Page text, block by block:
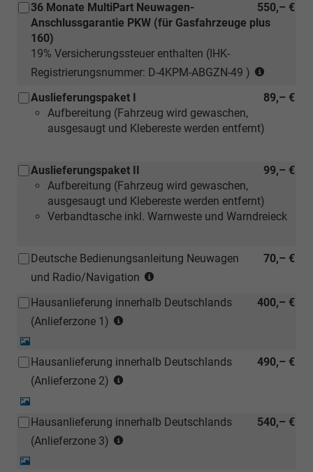
550,– €
36 Monate MultiPart Neuwagen-
Anschlussgarantie PKW (für Gasfahrzeuge plus
160)
19% Versicherungssteuer enthalten (IHK-
Registrierungsnummer: D-4KPM-ABGZN-49 )
89,– €
Auslieferungspaket I
Aufbereitung (Fahrzeug wird gewaschen,
ausgesaugt und Klebereste werden entfernt)
99,– €
Auslieferungspaket II
Aufbereitung (Fahrzeug wird gewaschen,
ausgesaugt und Klebereste werden entfernt)
Verbandtasche inkl. Warnweste und Warndreieck
70,– €
Deutsche Bedienungsanleitung Neuwagen
und Radio/Navigation
auch
Händler
400,– €
Hausanlieferung innerhalb Deutschlands
(Anlieferzone 1)
(ausgenommen
490,– €
Hausanlieferung innerhalb Deutschlands
(Anlieferzone 2)
(ausgenommen
540,– €
Hausanlieferung innerhalb Deutschlands
(Anlieferzone 3)